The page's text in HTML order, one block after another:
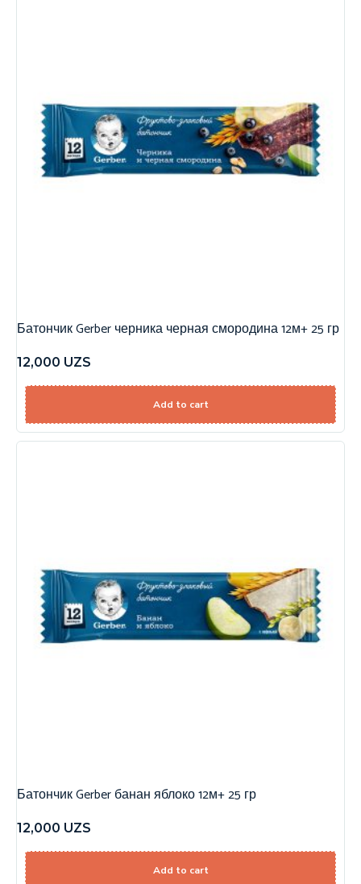
Батончик Gerber черника черная смородина 12м+ 25 гр
12,000 UZS
Add to cart
Батончик Gerber банан яблоко 12м+ 25 гр
12,000 UZS
Add to cart